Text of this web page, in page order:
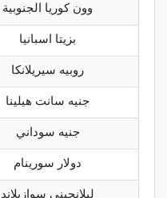
وون كوريا الجنوبية
بزيتا اسبانيا
روبيه سيريلانكا
جنيه سانت هيلينا
جنيه سوداني
دولار سورينام
ليلانجيني سوازيلاند